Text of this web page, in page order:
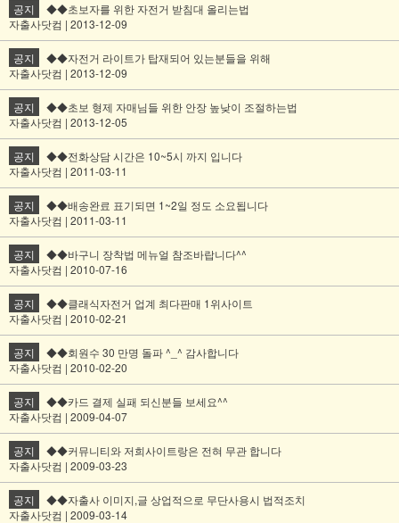
공지
◆◆초보자를 위한 자전거 받침대 올리는법
자출사닷컴 | 2013-12-09
공지
◆◆자전거 라이트가 탑재되어 있는분들을 위해
자출사닷컴 | 2013-12-09
공지
◆◆초보 형제 자매님들 위한 안장 높낮이 조절하는법
자출사닷컴 | 2013-12-05
공지
◆◆전화상담 시간은 10~5시 까지 입니다
자출사닷컴 | 2011-03-11
공지
◆◆배송완료 표기되면 1~2일 정도 소요됩니다
자출사닷컴 | 2011-03-11
공지
◆◆바구니 장착법 메뉴얼 참조바랍니다^^
자출사닷컴 | 2010-07-16
공지
◆◆클래식자전거 업계 최다판매 1위사이트
자출사닷컴 | 2010-02-21
공지
◆◆회원수 30 만명 돌파 ^_^ 감사합니다
자출사닷컴 | 2010-02-20
공지
◆◆카드 결제 실패 되신분들 보세요^^
자출사닷컴 | 2009-04-07
공지
◆◆커뮤니티와 저희사이트랑은 전혀 무관 합니다
자출사닷컴 | 2009-03-23
공지
◆◆자출사 이미지,글 상업적으로 무단사용시 법적조치
자출사닷컴 | 2009-03-14